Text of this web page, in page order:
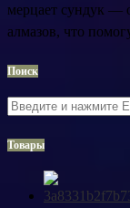
мерцает сундук —
алмазов, что
Поиск
Товары